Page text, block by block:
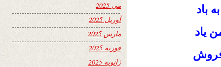
باد
یاد
می 2025
آوریل 2025
مارس 2025
فوریه 2025
ژانویه 2025